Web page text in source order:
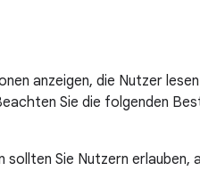
anzeigen, die Nutzer
Sie die folgenden
sollten Sie Nutzern erlauben,